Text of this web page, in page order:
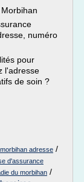
numéro
pour
l'adresse
de soin ?
adresse /
d'assurance
du morbihan /